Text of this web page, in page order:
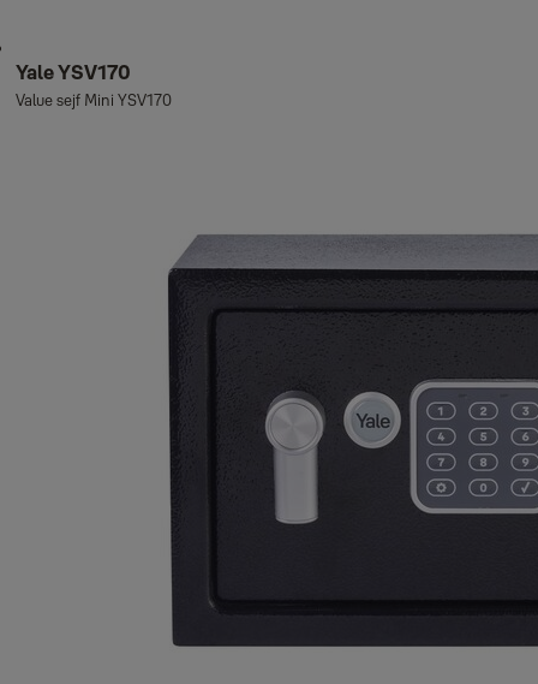
Yale YSV170
Value sejf Mini YSV170